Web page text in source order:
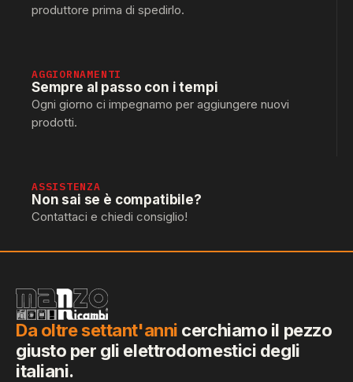
produttore prima di spedirlo.
AGGIORNAMENTI
Sempre al passo con i tempi
Ogni giorno ci impegnamo per aggiungere nuovi
prodotti.
ASSISTENZA
Non sai se è compatibile?
Contattaci e chiedi consiglio!
Da oltre settant'anni cerchiamo il pezzo
giusto per gli elettrodomestici degli
italiani.